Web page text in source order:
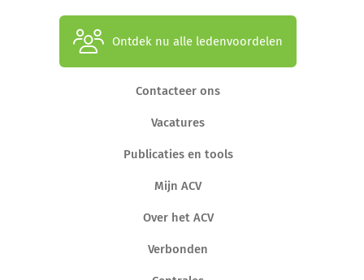
Ontdek nu alle ledenvoordelen
Contacteer ons
Vacatures
Publicaties en tools
Mijn ACV
Over het ACV
Verbonden